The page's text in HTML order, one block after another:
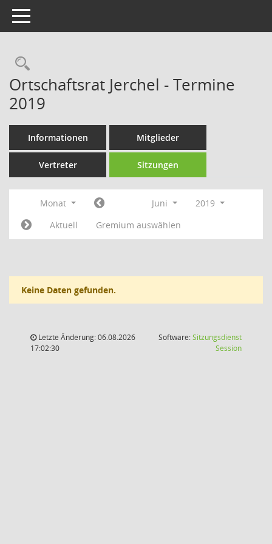
Toggle navigation
Rechercheauswahl
Ortschaftsrat Jerchel - Termine
2019
Informationen Mitglieder
Vertreter Sitzungen
Monat Juni
2019
Aktuell
Gremium auswählen
Keine Daten gefunden.
Letzte Änderung: 06.08.2026
17:02:30
Software:Sitzungsdienst
Session(Wird in